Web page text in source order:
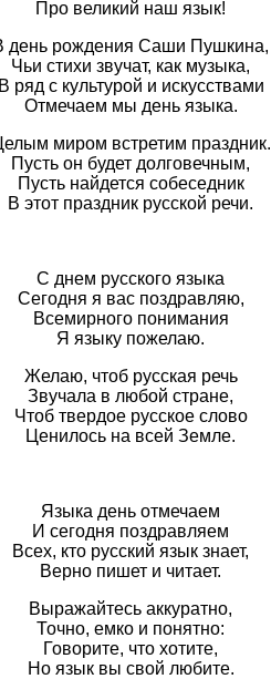
Про великий наш язык!
день рождения Саши Пушкина,
Чьи стихи звучат, как музыка,
В ряд с культурой и искусствами
Отмечаем мы день языка.
миром встретим праздник.
Пусть он будет долговечным,
Пусть найдется собеседник
В этот праздник русской речи.
С днем русского языка
Сегодня я вас поздравляю,
Всемирного понимания
Я языку пожелаю.
Желаю, чтоб русская речь
Звучала в любой стране,
Чтоб твердое русское слово
Ценилось на всей Земле.
Языка день отмечаем
И сегодня поздравляем
Всех, кто русский язык знает,
Верно пишет и читает.
Выражайтесь аккуратно,
Точно, емко и понятно:
Говорите, что хотите,
Но язык вы свой любите.